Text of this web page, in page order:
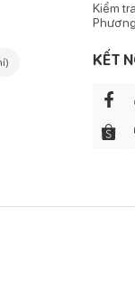
mỏng manh và
thoáng,
cho mẹ khi muốn
Kiểm
KẾT